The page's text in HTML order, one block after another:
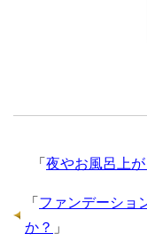
「 夜やお風呂上
「 ファンデーショ
か？ 」